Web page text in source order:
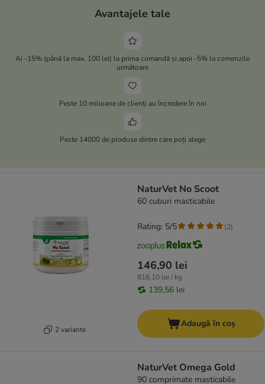
Avantajele tale
Ai -15% (până la max. 100 lei) la prima comandă și apoi -5% la comenzile
următoare
Peste 10 milioane de clienți au încredere în noi
Peste 14000 de produse dintre care poți alege
2 variante
NaturVet No Scoot
60 cuburi masticabile
146,90 lei
816,10 lei / kg
139,56 lei
Rating: 5/5 (2)
Adaugă în coș
NaturVet Omega Gold
90 comprimate masticabile